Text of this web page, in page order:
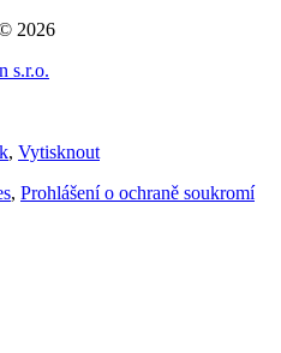
2026
s.r.o.
, Vytisknout
, Prohlášení o ochraně soukromí